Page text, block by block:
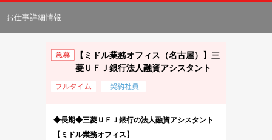
お仕事詳細情報
【ミドル業務オフィス（名古屋）】三
菱ＵＦＪ銀行法人融資アシスタント
◆長期◆三菱ＵＦＪ銀行の法人融資アシスタント
【ミドル業務オフィス】